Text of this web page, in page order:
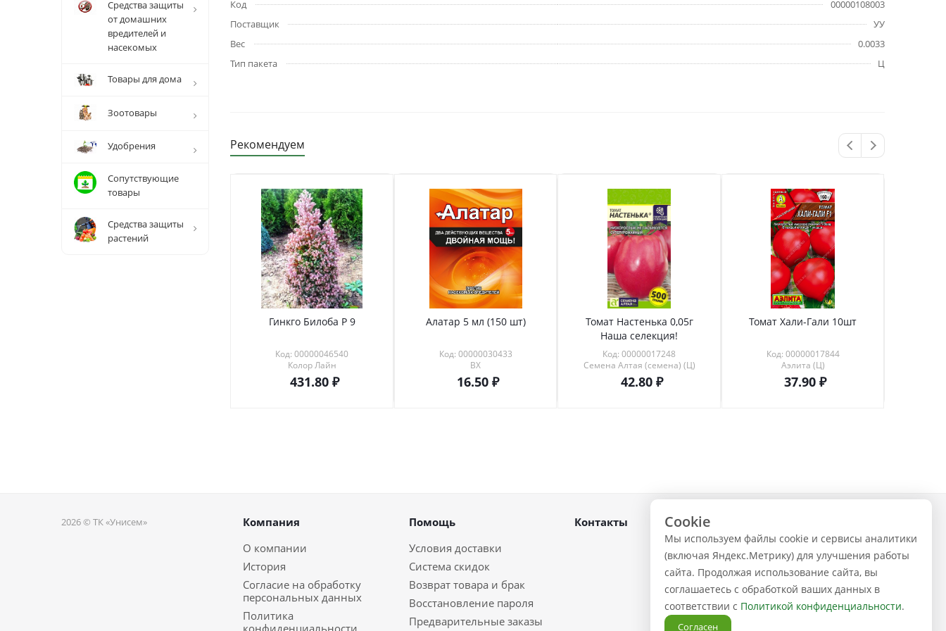
Код
00000108003
Поставщик
УУ
Вес
0.0033
Тип пакета
Ц
Рекомендуем
Гинкго Билоба Р 9
Код: 00000046540
Колор Лайн
431.80
Алатар 5 мл (150 шт)
Код: 00000030433
ВХ
16.50
Томат Настенька 0,05г
Наша селекция!
Код: 00000017248
Семена Алтая (семена) (Ц)
42.80
Томат Хали-Гали 10шт
Код: 00000017844
Аэлита (Ц)
37.90
Средства защиты
от домашних
вредителей и
насекомых
Товары для дома
Зоотовары
Удобрения
Сопутствующие
товары
Средства защиты
растений
2026 © ТК «Унисем»
Компания
О компании
История
Согласие на обработку
персональных данных
Политика
конфиденциальности
Помощь
Условия доставки
Система скидок
Возврат товара и брак
Восстановление пароля
Предварительные заказы
Контакты
ЗАКАЗАТЬ ЗВОНОК
Cookie
Мы используем файлы cookie и сервисы аналитики
(включая Яндекс.Метрику) для улучшения работы
сайта. Продолжая использование сайта, вы
соглашаетесь с обработкой ваших данных в
соответствии с Политикой конфиденциальности.
Согласен